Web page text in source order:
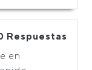
Respuestas
en